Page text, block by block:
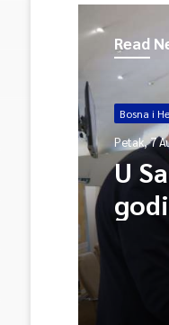
Read
Bosna i
Petak, 7
U